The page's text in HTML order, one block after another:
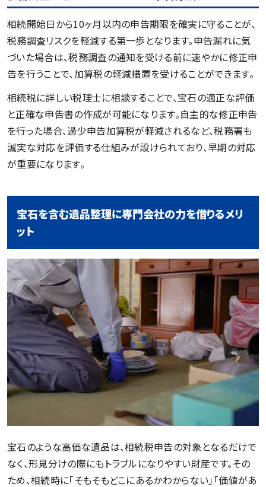
相続開始日から10ヶ月以内の申告期限を確実に守ることが、
税務調査リスクを軽減する第一歩となります。申告漏れに気
づいた場合は、税務調査の通知を受ける前に速やかに修正申
告を行うことで、加算税の軽減措置を受けることができます。
相続税に詳しい税理士に相談することで、宝石の適正な評価
と正確な申告書の作成が可能になります。自主的な修正申告
を行った場合、過少申告加算税が軽減されるなど、税務署も
誠実な対応を評価する仕組みが設けられており、早期の対応
が重要になります。
宝石を含む遺品整理に専門会社の力を借りるメリ
ット
宝石のような高価な遺品は、相続税申告の対象となるだけで
なく、形見分けの際にもトラブルになりやすい財産です。その
ため、相続時に「そもそもどこにあるかわからない」「価値があ